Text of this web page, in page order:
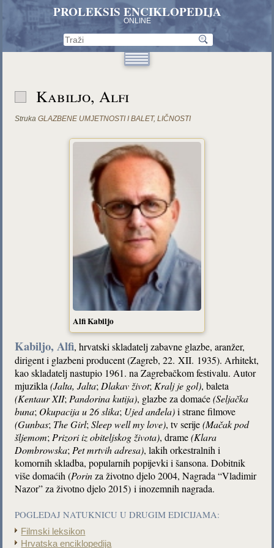
PROLEKSIS ENCIKLOPEDIJA
ONLINE
Kabiljo, Alfi
Struka GLAZBENE UMJETNOSTI I BALET,LIČNOSTI
Alfi Kabiljo
Kabiljo, Alfi, hrvatski skladatelj zabavne glazbe, aranžer,
dirigent i glazbeni producent (Zagreb, 22. XII. 1935). Arhitekt,
kao skladatelj nastupio 1961. na Zagrebačkom festivalu. Autor
mjuzikla(Jalta, Jalta;Dlakav život;Kralj je gol), baleta
(Kentaur XII;Pandorina kutija), glazbe za domaće(Seljačka
buna; Okupacija u 26 slika; Ujed anđela)i strane filmove
(Gunbas; The Girl;Sleep well my love), tv serije(Mačak pod
šljemom;Prizori iz obiteljskog života), drame(Klara
Dombrowska;Pet mrtvih adresa), lakih orkestralnih i
komornih skladba, popularnih popijevki i šansona. Dobitnik
više domaćih (Porinza životno djelo 2004, Nagrada “Vladimir
Nazor” za životno djelo 2015) i inozemnih nagrada.
POGLEDAJ NATUKNICU U DRUGIM EDICIJAMA:
Filmski leksikon
Hrvatska enciklopedija